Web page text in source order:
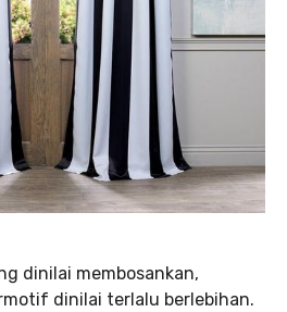
dinilai membosankan,
dinilai terlalu berlebihan.